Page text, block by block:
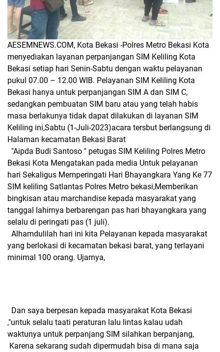
AESEMNEWS.COM, Kota Bekasi -Polres Metro Bekasi Kota
menyediakan layanan perpanjangan SIM Keliling Kota
Bekasi setiap hari Senin-Sabtu dengan waktu pelayanan
pukul 07.00 – 12.00 WIB. Pelayanan SIM Keliling Kota
Bekasi hanya untuk perpanjangan SIM A dan SIM C,
sedangkan pembuatan SIM baru atau yang telah habis
masa berlakunya tidak dapat dilakukan di layanan SIM
Keliling ini,Sabtu (1-Juli-2023)acara tersbut berlangsung di
Halaman kecamatan Bekasi Barat
"Aipda Budi Santoso " petugas SIM Keliling Polres Metro
Bekasi Kota Mengatakan pada media Untuk pelayanan
hari Sekaligus Memperingati Hari Bhayangkara Yang Ke 77
SIM keliling Satlantas Polres Metro bekasi,Memberikan
bingkisan atau marchandise kepada masyarakat yang
tanggal lahirnya berbarengan pas hari bhayangkara yang
selalu di peringati pas (1 juli).
Alhamdulilah hari ini kita Pelayanan kepada masyarakat
yang berlokasi di kecamatan bekasi barat, yang terlayani
minimal 100 orang. Ujarnya,
Dan saya berpesan kepada masyarakat Kota Bekasi
,"untuk selalu taati peraturan lalu lintas kalau udah
waktunya untuk perpanjang SIM silahkan berpanjang,
Karena sekarang sudah dipermudah bisa di mana saja